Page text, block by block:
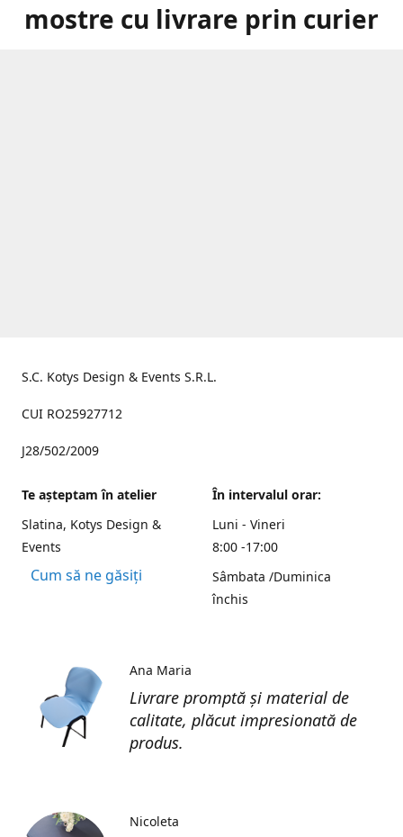
mostre cu livrare prin curier
S.C. Kotys Design & Events S.R.L.
CUI RO25927712
J28/502/2009
Te aşteptam în atelier
Slatina, Kotys Design &
Events
Cum să ne găsiți
În intervalul orar:
Luni - Vineri
8:00 -17:00
Sâmbata /Duminica
închis
Livrare promptă și material de
calitate, plăcut impresionată de
produs.
Ana Maria
Nicoleta